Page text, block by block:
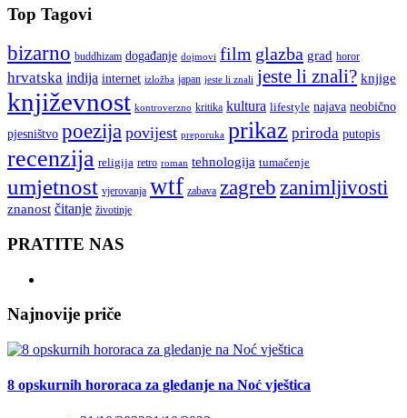
Top Tagovi
bizarno buddhizam događanje dojmovi film glazba grad horor
hrvatska indija internet izložba japan jeste li znali jeste li znali? knjige
književnost kontroverzno kritika kultura lifestyle najava neobično
pjesništvo poezija povijest preporuka prikaz priroda putopis
recenzija religija retro roman tehnologija tumačenje
umjetnost vjerovanja wtf zabava zagreb zanimljivosti
znanost čitanje životinje
PRATITE NAS
Najnovije priče
8 opskurnih hororaca za gledanje na Noć vještica